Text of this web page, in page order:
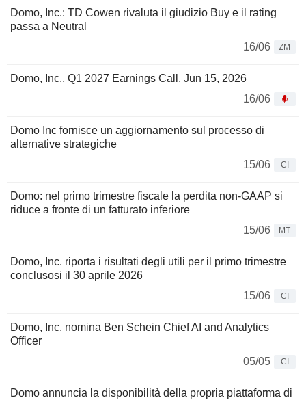
Domo, Inc.: TD Cowen rivaluta il giudizio Buy e il rating
passa a Neutral
16/06
ZM
Domo, Inc., Q1 2027 Earnings Call, Jun 15, 2026
16/06
Domo Inc fornisce un aggiornamento sul processo di
alternative strategiche
15/06
CI
Domo: nel primo trimestre fiscale la perdita non-GAAP si
riduce a fronte di un fatturato inferiore
15/06
MT
Domo, Inc. riporta i risultati degli utili per il primo trimestre
conclusosi il 30 aprile 2026
15/06
CI
Domo, Inc. nomina Ben Schein Chief AI and Analytics
Officer
05/05
CI
Domo annuncia la disponibilità della propria piattaforma di